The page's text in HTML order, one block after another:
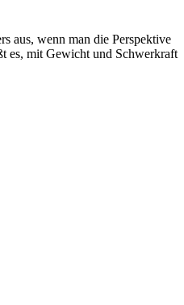
aus, wenn man die Perspektive
es, mit Gewicht und Schwerkraft